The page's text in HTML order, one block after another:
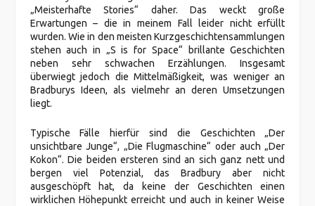
„Meisterhafte Stories“ daher. Das weckt große
Erwartungen – die in meinem Fall leider nicht erfüllt
wurden. Wie in den meisten Kurzgeschichtensammlungen
stehen auch in „S is for Space“ brillante Geschichten
neben sehr schwachen Erzählungen. Insgesamt
überwiegt jedoch die Mittelmäßigkeit, was weniger an
Bradburys Ideen, als vielmehr an deren Umsetzungen
liegt.
Typische Fälle hierfür sind die Geschichten „Der
unsichtbare Junge“, „Die Flugmaschine“ oder auch „Der
Kokon“. Die beiden ersteren sind an sich ganz nett und
bergen viel Potenzial, das Bradbury aber nicht
ausgeschöpft hat, da keine der Geschichten einen
wirklichen Höhepunkt erreicht und auch in keiner Weise